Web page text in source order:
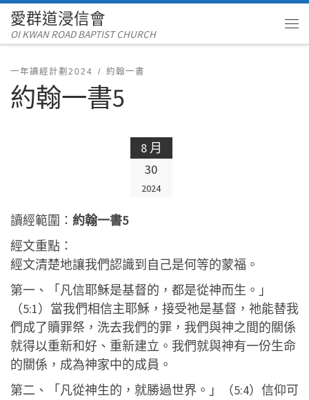
Skip to content
愛群道浸信會
OI KWAN ROAD BAPTIST CHURCH
一年讀經計劃2024 約翰一書
約翰一書5
8 月
30
2024
讀經範圍： 約翰一書5
經文重點：
經文清楚地讓我們認識到自己是何等的蒙福。
第一、「凡信耶穌是基督的，都是從神而生。」
（5:1）當我們相信主耶穌，接受祂是基督，祂能替我
們成了贖罪祭，洗去我們的罪，我們與神之間的關係
就得以重新和好、重新建立。我們就與神有一份生命
的關係，成為神家中的成員。
第二、「凡從神生的，就勝過世界。」（5:4）信仰可